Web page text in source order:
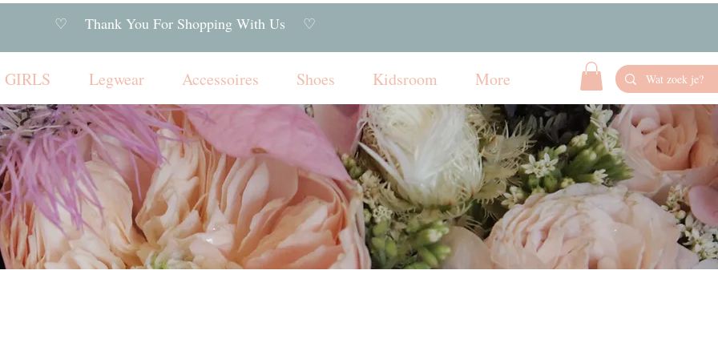
♡ Thank You For Shopping With Us ♡
GIRLS Legwear Accessoires Shoes Kidsroom More